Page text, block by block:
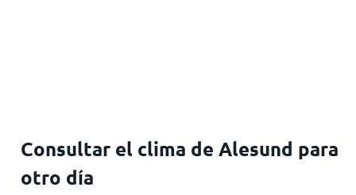
Consultar el clima de Alesund para
otro día